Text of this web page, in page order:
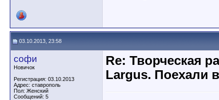
03.10.2013, 23:58
софи
Новичок
Регистрация: 03.10.2013
Адрес: ставрополь
Пол: Женский
Сообщений: 5
Re: Творческая
Largus. Поехали